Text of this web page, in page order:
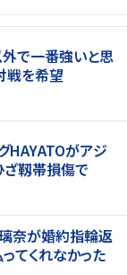
外で一番強いと思
戦を希望
HAYATOがアジ
ざ靱帯損傷で
奈が婚約指輪返
てくれなかった